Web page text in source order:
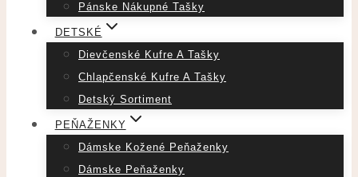
Pánske Nákupné Tašky
DETSKÉ
Dievčenské Kufre A Tašky
Chlapčenské Kufre A Tašky
Detský Sortiment
PEŇAŽENKY
Dámske Kožené Peňaženky
Dámske Peňaženky